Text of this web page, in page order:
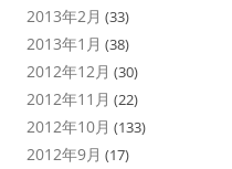
2013年2月 (33)
2013年1月 (38)
2012年12月 (30)
2012年11月 (22)
2012年10月 (133)
2012年9月 (17)